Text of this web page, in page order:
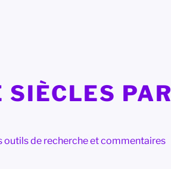
SIÈCLES PAR
outils de recherche et commentaires